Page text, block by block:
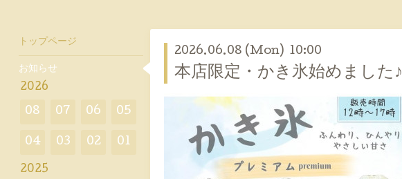
2026.06.08 (Mon) 10:00
本店限定・かき氷始めました♪
トップページ
お知らせ
2026
08 07 06 05
04 03 02 01
2025